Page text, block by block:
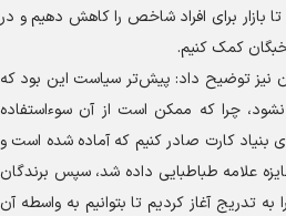
بازار برای افراد شاخص را کاهش دهیم و در
کمک کنیم.
نیز توضیح داد: پیش‌تر سیاست این بود که
چرا که ممکن است از آن سوءاستفاده
بنیاد کارت صادر کنیم که آماده شده است و
علامه طباطبایی داده شد، سپس برندگان
آغاز کردیم تا بتوانیم به واسطه آن